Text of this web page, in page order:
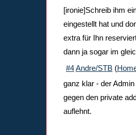
[ironie]Schreib ihm
eingestellt hat und
extra für Ihn
dann ja sogar im
#4Andre/STB (
ganz klar - der
gegen den private
auflehnt.